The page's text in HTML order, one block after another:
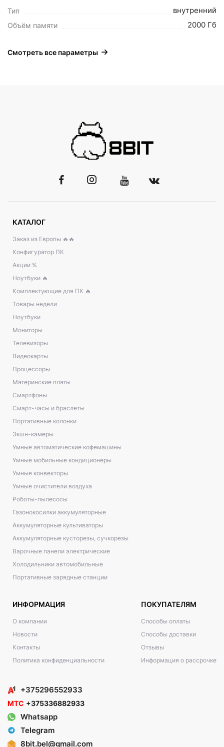
Тип внутренний
Объём памяти 2000 Гб
Смотреть все параметры
КАТАЛОГ
Заказ из Европы 🔥🔥
Конфигуратор ПК
Акции %
Ноутбуки 🔥
Комплектующие для ПК 🔥
Товары недели
Ноутбуки
Мониторы
Телевизоры
Видеокарты
Процессоры
Материнские платы
Смартфоны
Смарт-часы и браслеты
Портативные колонки
Экшн-камеры
Умные автоматические кофемашины
Умные мобильные кондиционеры
Умные конвекторы
Умные очистители воздуха
Роботы-пылесосы
Газонокосилки аккумуляторные
Аккумуляторные культиваторы
Аккумуляторные кусторезы, сучкорезы
Варочные панели электрические
Холодильники автомобильные
Портативные зарядные станции
ИНФОРМАЦИЯ
О компании
Новости
Контакты
Политика конфиденциальности
ПОКУПАТЕЛЯМ
Способы оплаты
Способы доставки
Отзывы
Информация о рассрочке
+375296552933
МТС +375336882933
Whatsapp
Telegram
8bit.bel@gmail.com